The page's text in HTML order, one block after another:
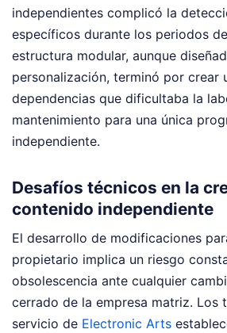
independientes complicó la
específicos durante los periodos
estructura modular, aunque
personalización, terminó por crear
dependencias que dificultaba la
mantenimiento para una única
independiente.
Desafíos técnicos en la
contenido independiente
El desarrollo de modificaciones
propietario implica un riesgo
obsolescencia ante cualquier
cerrado de la empresa matriz. Los
servicio de Electronic Arts